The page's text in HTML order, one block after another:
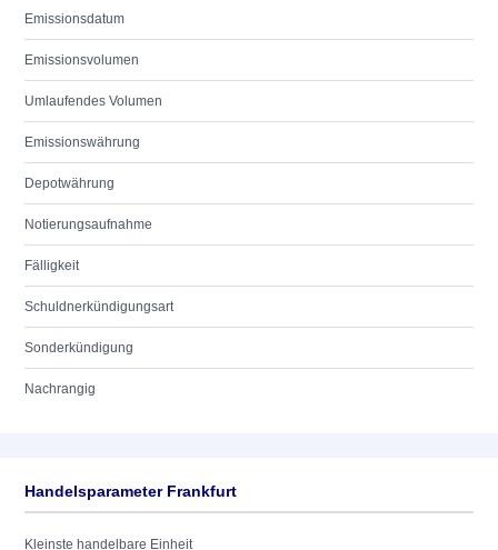
Emissionsdatum
Emissionsvolumen
Umlaufendes Volumen
Emissionswährung
Depotwährung
Notierungsaufnahme
Fälligkeit
Schuldnerkündigungsart
Sonderkündigung
Nachrangig
Handelsparameter Frankfurt
Kleinste handelbare Einheit